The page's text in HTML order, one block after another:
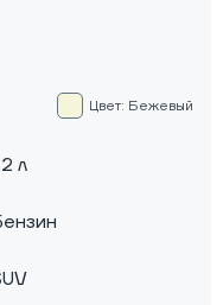
Цвет: Бежевый
л